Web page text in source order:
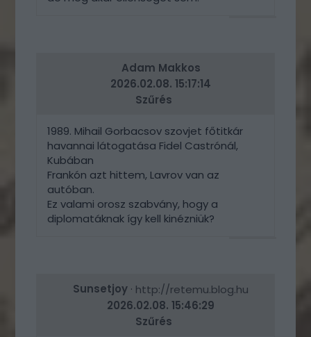
Adam Makkos
2026.02.08. 15:17:14
Szűrés
1989. Mihail Gorbacsov szovjet főtitkár
havannai látogatása Fidel Castrónál,
Kubában
Frankón azt hittem, Lavrov van az
autóban.
Ez valami orosz szabvány, hogy a
diplomatáknak így kell kinézniük?
Sunsetjoy · http://retemu.blog.hu
2026.02.08. 15:46:29
Szűrés